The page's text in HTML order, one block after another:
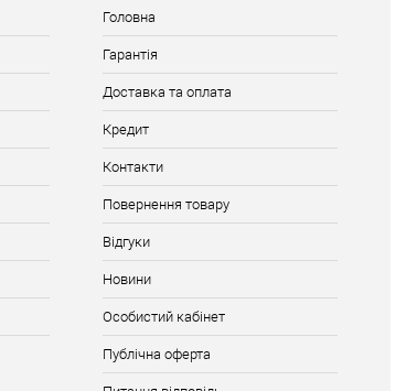
Головна
Гарантія
Доставка та оплата
Кредит
Контакти
Повернення товару
Відгуки
Новини
Особистий кабінет
Публічна оферта